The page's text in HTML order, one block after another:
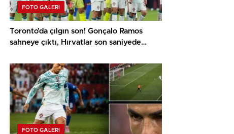
FOTO GALERI
Toronto’da çılgın son! Gonçalo Ramos
sahneye çıktı, Hırvatlar son saniyede
FOTO GALERI